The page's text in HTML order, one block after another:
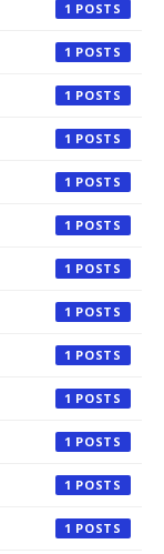
1
1
1
1
1
1
1
1
1
1
1
1
1